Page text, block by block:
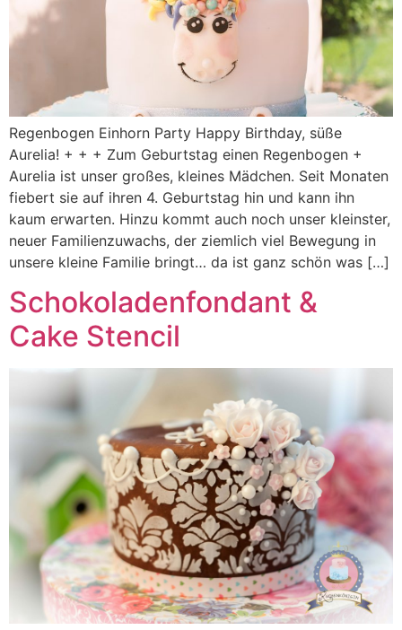
Regenbogen Einhorn Party Happy Birthday, süße
Aurelia! + + + Zum Geburtstag einen Regenbogen +
Aurelia ist unser großes, kleines Mädchen. Seit Monaten
fiebert sie auf ihren 4. Geburtstag hin und kann ihn
kaum erwarten. Hinzu kommt auch noch unser kleinster,
neuer Familienzuwachs, der ziemlich viel Bewegung in
unsere kleine Familie bringt… da ist ganz schön was […]
Schokoladenfondant &
Cake Stencil